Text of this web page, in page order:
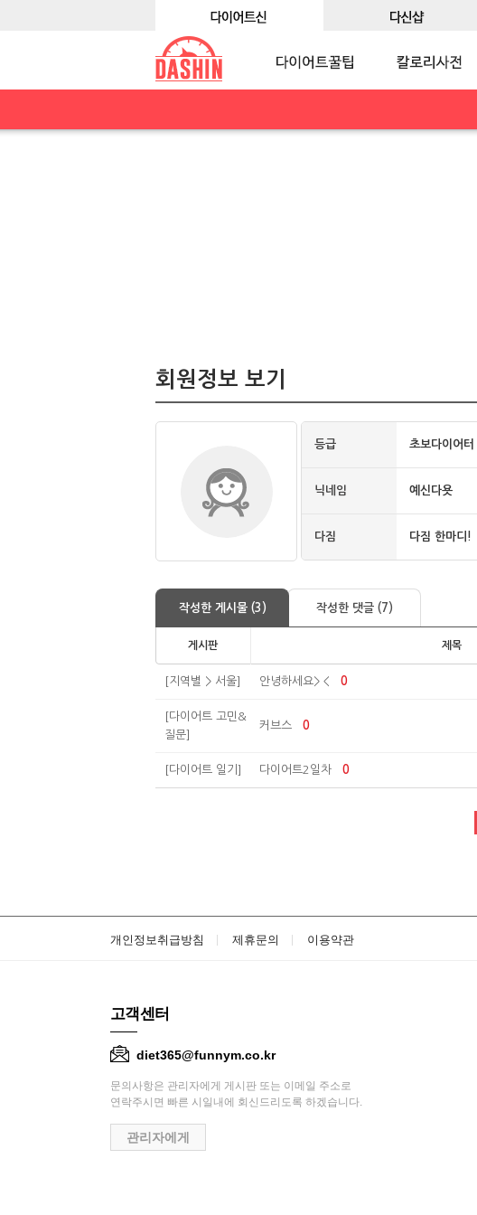
회원정보 보기
등급 초보다이어터
닉네임 예신다욧
다짐 다짐 한마디!
작성한 게시물 (3) 작성한 댓글 (7)
게시판 제목
[지역별 > 서울] 안녕하세요> < 0
[다이어트 고민&
질문]
커브스 0
[다이어트 일기] 다이어트2일차 0
개인정보취급방침 제휴문의 이용약관
고객센터
diet365@funnym.co.kr
문의사항은 관리자에게 게시판 또는 이메일 주소로
연락주시면 빠른 시일내에 회신드리도록 하겠습니다.
관리자에게